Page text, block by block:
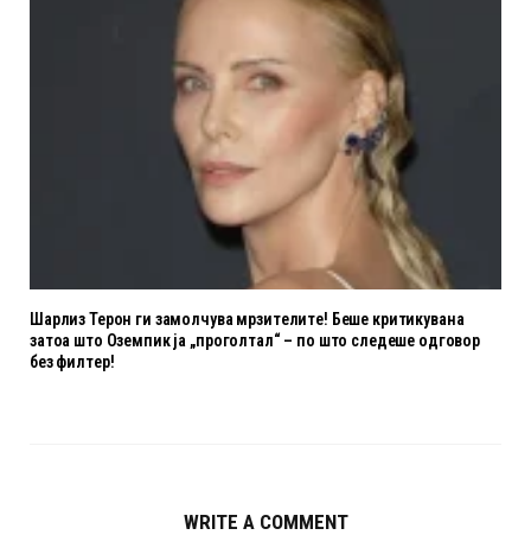
Шарлиз Терон ги замолчува мрзителите! Беше критикувана
затоа што Оземпик ја „проголтал“ – по што следеше одговор
без филтер!
WRITE A COMMENT